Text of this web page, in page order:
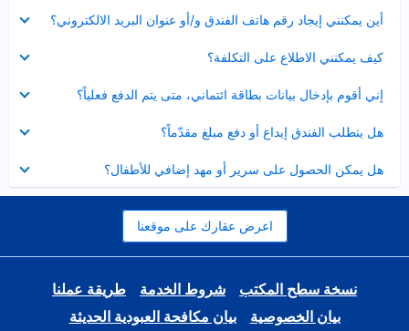
أين يمكنني إيجاد رقم هاتف الفندق و/أو عنوان البريد الالكتروني؟
عرض
مصغر
كيف يمكنني الاطلاع على التكلفة؟
مصغر
إني أقوم بإدخال بيانات بطاقة ائتماني، متى يتم الدفع فعلياً؟
مصغر
هل يتطلب الفندق إيداع أو دفع مبلغ مقدّماً؟
مصغر
هل يمكن الحصول على سرير أو مهد إضافي للأطفال؟
مصغر
اعرض عقارك على موقعنا
نسخة سطح المكتب شروط الخدمة
طريقة عملنا
بيان الخصوصية
بيان مكافحة العبودية الحديثة